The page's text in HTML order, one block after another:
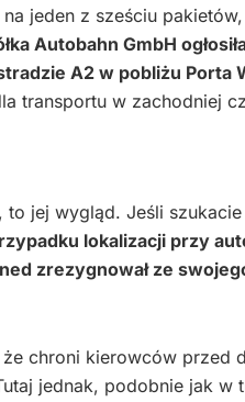
jeden z sześciu
Autobahn GmbH
A2 w pobliżu Porta
transportu w zachodniej
jej wygląd. Jeśli szukacie
lokalizacji przy
zrezygnował ze
chroni kierowców przed
jednak, podobnie jak w